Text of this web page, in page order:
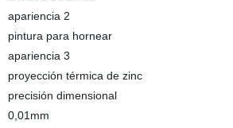
apariencia 2
pintura para hornear
apariencia 3
proyección térmica de zinc
precisión dimensional
0,01mm